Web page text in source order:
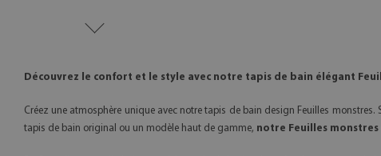
Découvrez le confort et le style avec notre tapis de bain élégant
Créez une atmosphère unique avec notre tapis de bain design Feuilles
tapis de bain original ou un modèle haut de gamme, notre Feuilles